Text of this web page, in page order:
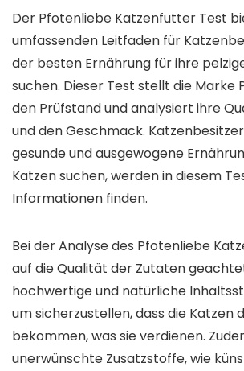
Der Pfotenliebe Katzenfutter Test
umfassenden Leitfaden für
der besten Ernährung für ihre
suchen. Dieser Test stellt die Marke
den Prüfstand und analysiert ihre
und den Geschmack.
gesunde und ausgewogene
Katzen suchen, werden in diesem
Informationen finden.
Bei der Analyse des Pfotenliebe
auf die Qualität der Zutaten
hochwertige und natürliche
um sicherzustellen, dass die Katzen
bekommen, was sie verdienen.
unerwünschte Zusatzstoffe, wie